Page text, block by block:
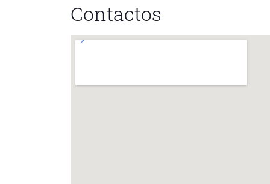
Contactos